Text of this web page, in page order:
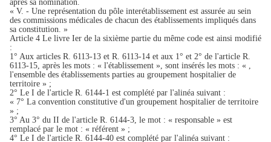
après sa nomination.
« V. - Une représentation du pôle interétablissement est assurée au sein
des commissions médicales de chacun des établissements impliqués dans
sa constitution. »
Article 4 Le livre Ier de la sixième partie du même code est ainsi modifié
:
1° Aux articles R. 6113-13 et R. 6113-14 et aux 1° et 2° de l'article R.
6113-15, après les mots : « l'établissement », sont insérés les mots : « ,
l'ensemble des établissements parties au groupement hospitalier de
territoire » ;
2° Le I de l'article R. 6144-1 est complété par l'alinéa suivant :
« 7° La convention constitutive d'un groupement hospitalier de territoire
» ;
3° Au 3° du II de l'article R. 6144-3, le mot : « responsable » est
remplacé par le mot : « référent » ;
4° Le I de l'article R. 6144-40 est complété par l'alinéa suivant :